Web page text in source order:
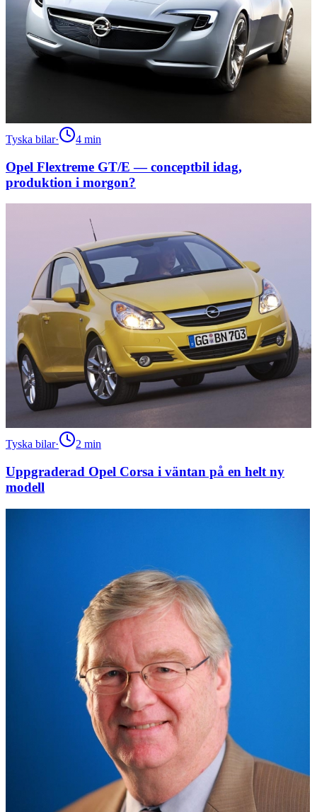
Tyska bilar· 4 min
Opel Flextreme GT/E — conceptbil idag,
produktion i morgon?
Tyska bilar· 2 min
Uppgraderad Opel Corsa i väntan på en helt ny
modell